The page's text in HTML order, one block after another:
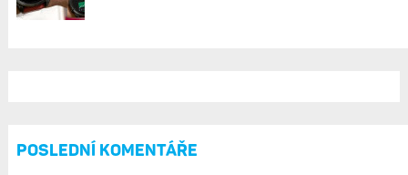
POSLEDNÍ KOMENTÁŘE